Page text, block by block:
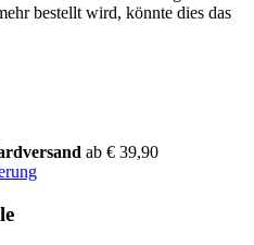
bestellt wird, könnte dies das
ab € 39,90